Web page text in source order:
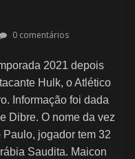
0 comentários
2021 depois
Hulk, o Atlético
Informação foi dada
Dibre. O nome da vez
jogador tem 32
Saudita. Maicon